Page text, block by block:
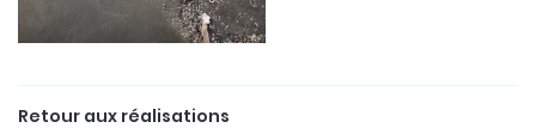
Retour aux réalisations